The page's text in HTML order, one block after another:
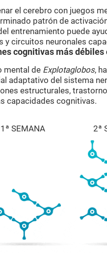
el cerebro con juegos
patrón de
entrenamiento puede
y circuitos neuronales
cognitivas más débiles
mental de Explotaglobos,
adaptativo del sistema
estructurales,
capacidades cognitivas.
1ª SEMANA 2ª